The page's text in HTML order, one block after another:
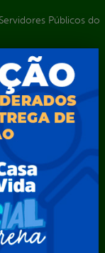
Públicos do
e Turismo
Elétrica
– SAD
Hídricos –
– SEMAF
– SEMEL